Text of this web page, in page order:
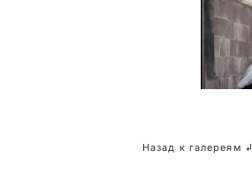
Назад к галереям ↲